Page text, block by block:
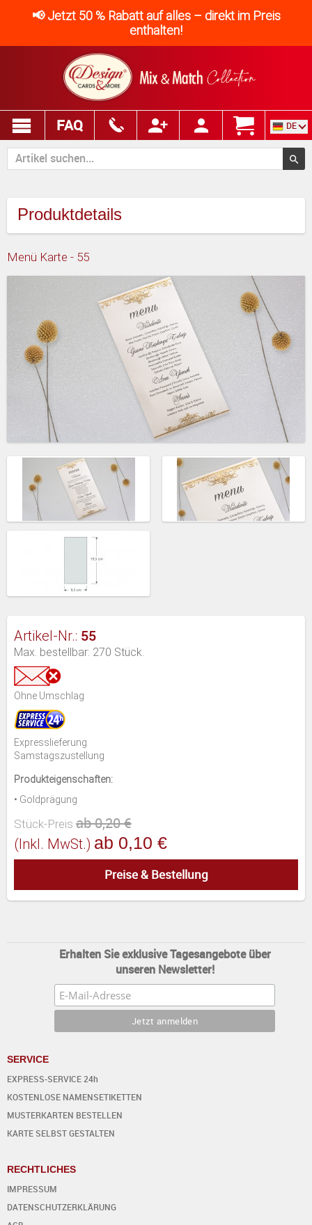
📢 Jetzt 50 % Rabatt auf alles – direkt im Preis
enthalten!
FAQ DE
Produktdetails
Menü Karte - 55
Artikel-Nr.: 55
Max. bestellbar: 270 Stück.
Ohne Umschlag
Expresslieferung
Samstagszustellung
Produkteigenschaften:
• Goldprägung
Stück-Preis ab 0,20 €
(inkl. MwSt.) ab 0,10 €
Preise & Bestellung
Erhalten Sie exklusive Tagesangebote über
unseren Newsletter!
SERVICE
EXPRESS-SERVICE 24h
KOSTENLOSE NAMENSETIKETTEN
MUSTERKARTEN BESTELLEN
KARTE SELBST GESTALTEN
RECHTLICHES
IMPRESSUM
DATENSCHUTZERKLÄRUNG